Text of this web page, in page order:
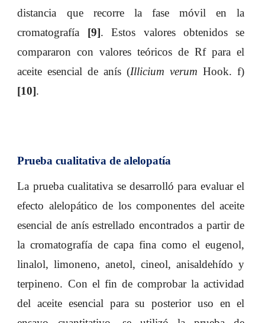
distancia que recorre la fase móvil en la
cromatografía [9]. Estos valores obtenidos se
compararon con valores teóricos de Rf para el
aceite esencial de anís (Illicium verumHook. f)
[10].
Prueba cualitativa de alelopatía
La prueba cualitativa se desarrolló para evaluar el
efecto alelopático de los componentes del aceite
esencial de anís estrellado encontrados a partir de
la cromatografía de capa fina como el eugenol,
linalol, limoneno, anetol, cineol, anisaldehído y
terpineno. Con el fin de comprobar la actividad
del aceite esencial para su posterior uso en el